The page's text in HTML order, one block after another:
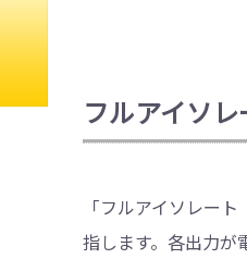
フルアイソ
「フルアイソレー
指します。各出力が